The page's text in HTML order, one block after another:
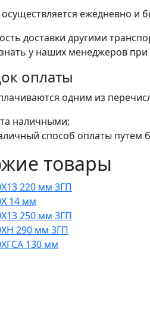
ежедневно и
доставки другими
у наших менеджеров
оплаты
одним из
наличными;
способ оплаты путем
товары
220 мм 3ГП
14 мм
250 мм 3ГП
290 мм 3ГП
130 мм